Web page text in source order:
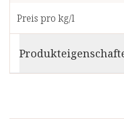
Preis pro kg/l